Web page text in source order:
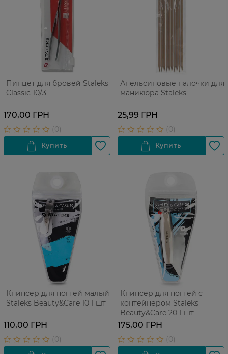
Пинцет для бровей Staleks
Classic 10/3
170,00 ГРН
Апельсиновые палочки для
маникюра Staleks
25,99 ГРН
Книпсер для ногтей малый
Staleks Beauty&Care 10 1 шт
110,00 ГРН
Книпсер для ногтей с
контейнером Staleks
Beauty&Care 20 1 шт
175,00 ГРН